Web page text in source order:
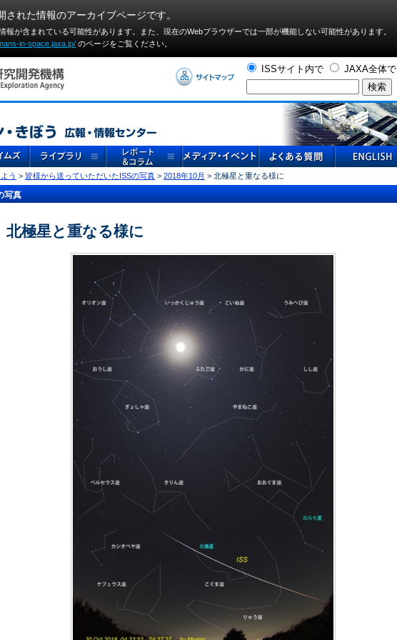
された情報のアーカイブページです。
報が含まれている可能性があります。また、現在のWebブラウザーでは⼀部が機能しない可能性があります。
in-space.jaxa.jp/ のページをご覧ください。
ISSサイト内で JAXA全体で
う > 皆様から送っていただいたISSの写真 > 2018年10月 > 北極星と重なる様に
写真
北極星と重なる様に